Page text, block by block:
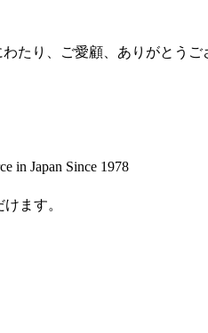
たり、ご愛顧、ありがとうご
in Japan Since 1978
ます。